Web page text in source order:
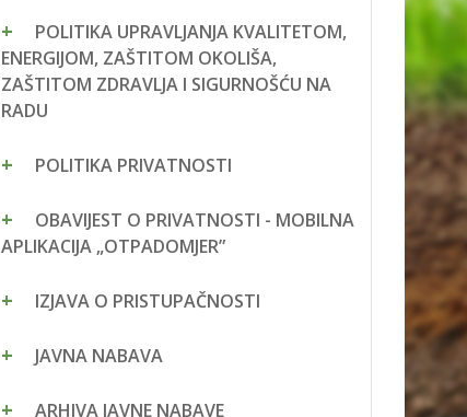
POLITIKA UPRAVLJANJA KVALITETOM,
ENERGIJOM, ZAŠTITOM OKOLIŠA,
ZAŠTITOM ZDRAVLJA I SIGURNOŠĆU NA
RADU
POLITIKA PRIVATNOSTI
OBAVIJEST O PRIVATNOSTI - MOBILNA
APLIKACIJA „OTPADOMJER”
IZJAVA O PRISTUPAČNOSTI
JAVNA NABAVA
ARHIVA JAVNE NABAVE